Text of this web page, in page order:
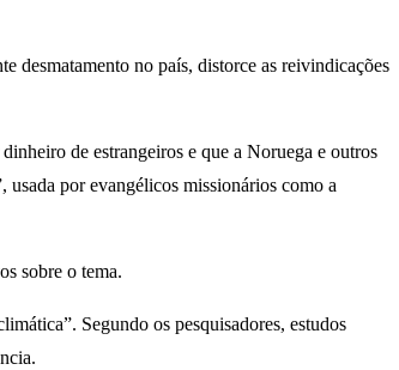
desmatamento no país, distorce as reivindicações
de estrangeiros e que a Noruega e outros
por evangélicos missionários como a
sobre o tema.
Segundo os pesquisadores, estudos